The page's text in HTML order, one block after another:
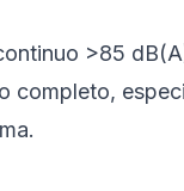
>85
completo,